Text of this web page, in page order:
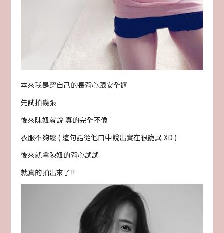
本來我是穿自己的長背心跟安全褲
先試拍幾張
後來陳妞就說 真的完全不像
衣服不夠鬆 ( 這句話從他口中說出實在很詭異 XD )
後來就拿陳妞的背心試試
就真的拍出來了!!